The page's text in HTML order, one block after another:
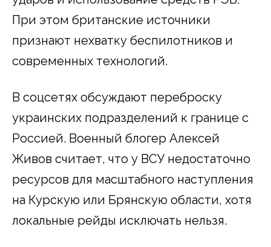
При этом британские источники
признают нехватку беспилотников и
современных технологий.
В соцсетях обсуждают переброску
украинских подразделений к границе с
Россией. Военный блогер Алексей
Живов считает, что у ВСУ недостаточно
ресурсов для масштабного наступления
на Курскую или Брянскую области, хотя
локальные рейды исключать нельзя.